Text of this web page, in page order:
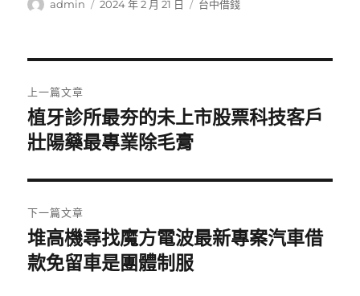
作
admin
發
2024 年 2 月 21 日
分
台中借錢
章
導
覽
上一篇文章
上
一
文
章:
植牙診所最夯的未上市股票科技客戶
壯陽藥最專業除毛膏
下一篇文章
下
一
堆高機尋找魔方電波最新專案汽車借
款免留車是團體制服